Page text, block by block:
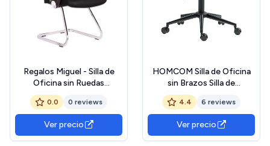
Regalos Miguel - Silla de
Oficina sin Ruedas
Confidente Elite - Máxima
Ergonomía - Ideal para
Escritorio y Gaming
0.0 0 reviews
Ver precio
HOMCOM Silla de Oficina
sin Brazos Silla de
Escritorio Vintage
Giratoria Tapizada en PU
Madera Curvada Altura
Ajustable Respaldo
Curvado Negro y Marrón
4.4 6 reviews
Ver precio